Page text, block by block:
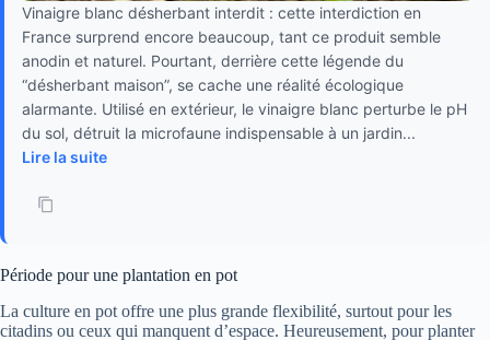
Vinaigre blanc désherbant interdit : cette interdiction en
France surprend encore beaucoup, tant ce produit semble
anodin et naturel. Pourtant, derrière cette légende du
“désherbant maison”, se cache une réalité écologique
alarmante. Utilisé en extérieur, le vinaigre blanc perturbe le pH
du sol, détruit la microfaune indispensable à un jardin...
Lire la suite
Période pour une plantation en pot
La culture en pot offre une plus grande flexibilité, surtout pour les
citadins ou ceux qui manquent d’espace. Heureusement, pour planter